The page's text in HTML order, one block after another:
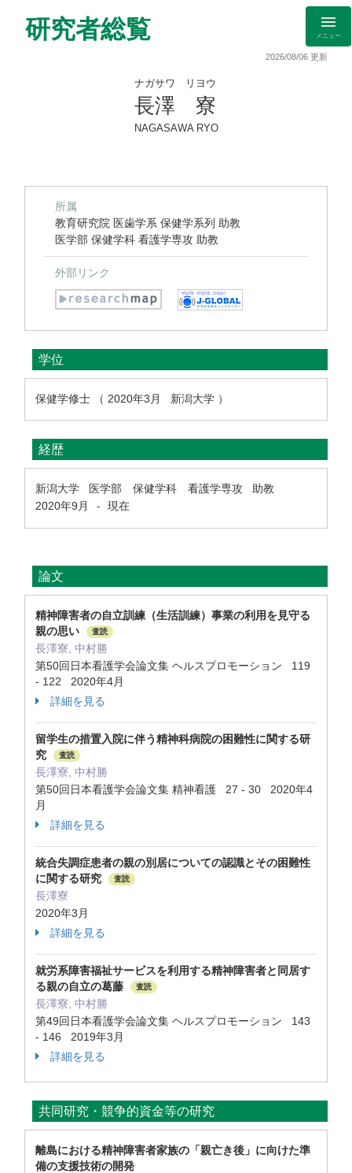
研究者総覧 メニュー
2026/08/06 更新
ナガサワ リヨウ
長澤 寮
NAGASAWA RYO
所属
教育研究院 医歯学系 保健学系列 助教
医学部 保健学科 看護学専攻 助教
外部リンク
学位
保健学修士 （ 2020年3月 新潟大学 ）
経歴
新潟大学 医学部 保健学科 看護学専攻 助教
2020年9月
- 現在
論文
精神障害者の自立訓練（生活訓練）事業の利用を見守る
親の思い
査読
長澤寮, 中村勝
第50回日本看護学会論文集 ヘルスプロモーション 119
- 122 2020年4月
詳細を見る
留学生の措置入院に伴う精神科病院の困難性に関する研
究
査読
長澤寮, 中村勝
第50回日本看護学会論文集 精神看護 27 - 30 2020年4
月
詳細を見る
統合失調症患者の親の別居についての認識とその困難性
に関する研究
査読
長澤寮
2020年3月
詳細を見る
就労系障害福祉サービスを利用する精神障害者と同居す
る親の自立の葛藤
査読
長澤寮, 中村勝
第49回日本看護学会論文集 ヘルスプロモーション 143
- 146 2019年3月
詳細を見る
共同研究・競争的資金等の研究
離島における精神障害者家族の「親亡き後」に向けた準
備の支援技術の開発